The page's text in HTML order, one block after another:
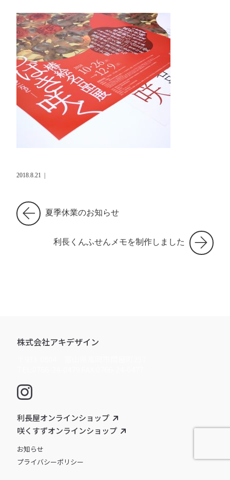
2018.8.21
夏季休業のお知らせ
利長くんふせんメモを制作しました
株式会社アキデザイン
利長屋オンラインショップ
咲くすずオンラインショップ
お知らせ
プライバシーポリシー